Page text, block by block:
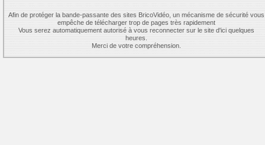
Afin de protéger la bande-passante des sites BricoVidéo, un mécanisme de sécurité vous
empêche de télécharger trop de pages très rapidement
Vous serez automatiquement autorisé à vous reconnecter sur le site d'ici quelques
heures.
Merci de votre compréhension.